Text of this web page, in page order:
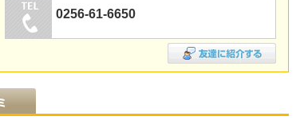
0256-61-6650